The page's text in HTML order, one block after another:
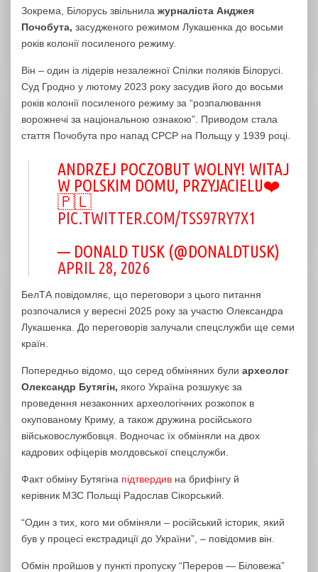
Зокрема, Білорусь звільнила журналіста Анджея
Почобута, засудженого режимом Лукашенка до восьми
років колонії посиленого режиму.
Він – один із лідерів незалежної Спілки поляків Білорусі.
Суд Гродно у лютому 2023 року засудив його до восьми
років колонії посиленого режиму за “розпалювання
ворожнечі за національною ознакою”. Приводом стала
стаття Почобута про напад СРСР на Польщу у 1939 році.
ANDRZEJ POCZOBUT WOLNY! WITAJ
W POLSKIM DOMU, PRZYJACIELU❤️
🇵🇱
PIC.TWITTER.COM/TSS97RY7X1
— DONALD TUSK (@DONALDTUSK)
APRIL 28, 2026
БелТА повідомляє, що переговори з цього питання
розпочалися у вересні 2025 року за участю Олександра
Лукашенка. До переговорів залучали спецслужби ще семи
країн.
Попередньо відомо, що серед обміняних були археолог
Олександр Бутягін, якого Україна розшукує за
проведення незаконних археологічних розкопок в
окупованому Криму, а також дружина російського
військовослужбовця. Водночас їх обміняли на двох
кадрових офіцерів молдовської спецслужби.
Факт обміну Бутягіна підтвердив на брифінгу й
керівник МЗС Польщі Радослав Сікорський.
“Один з тих, кого ми обміняли – російський історик, який
був у процесі екстрадиції до України”, – повідомив він.
Обмін пройшов у пункті пропуску “Переров — Біловежа”